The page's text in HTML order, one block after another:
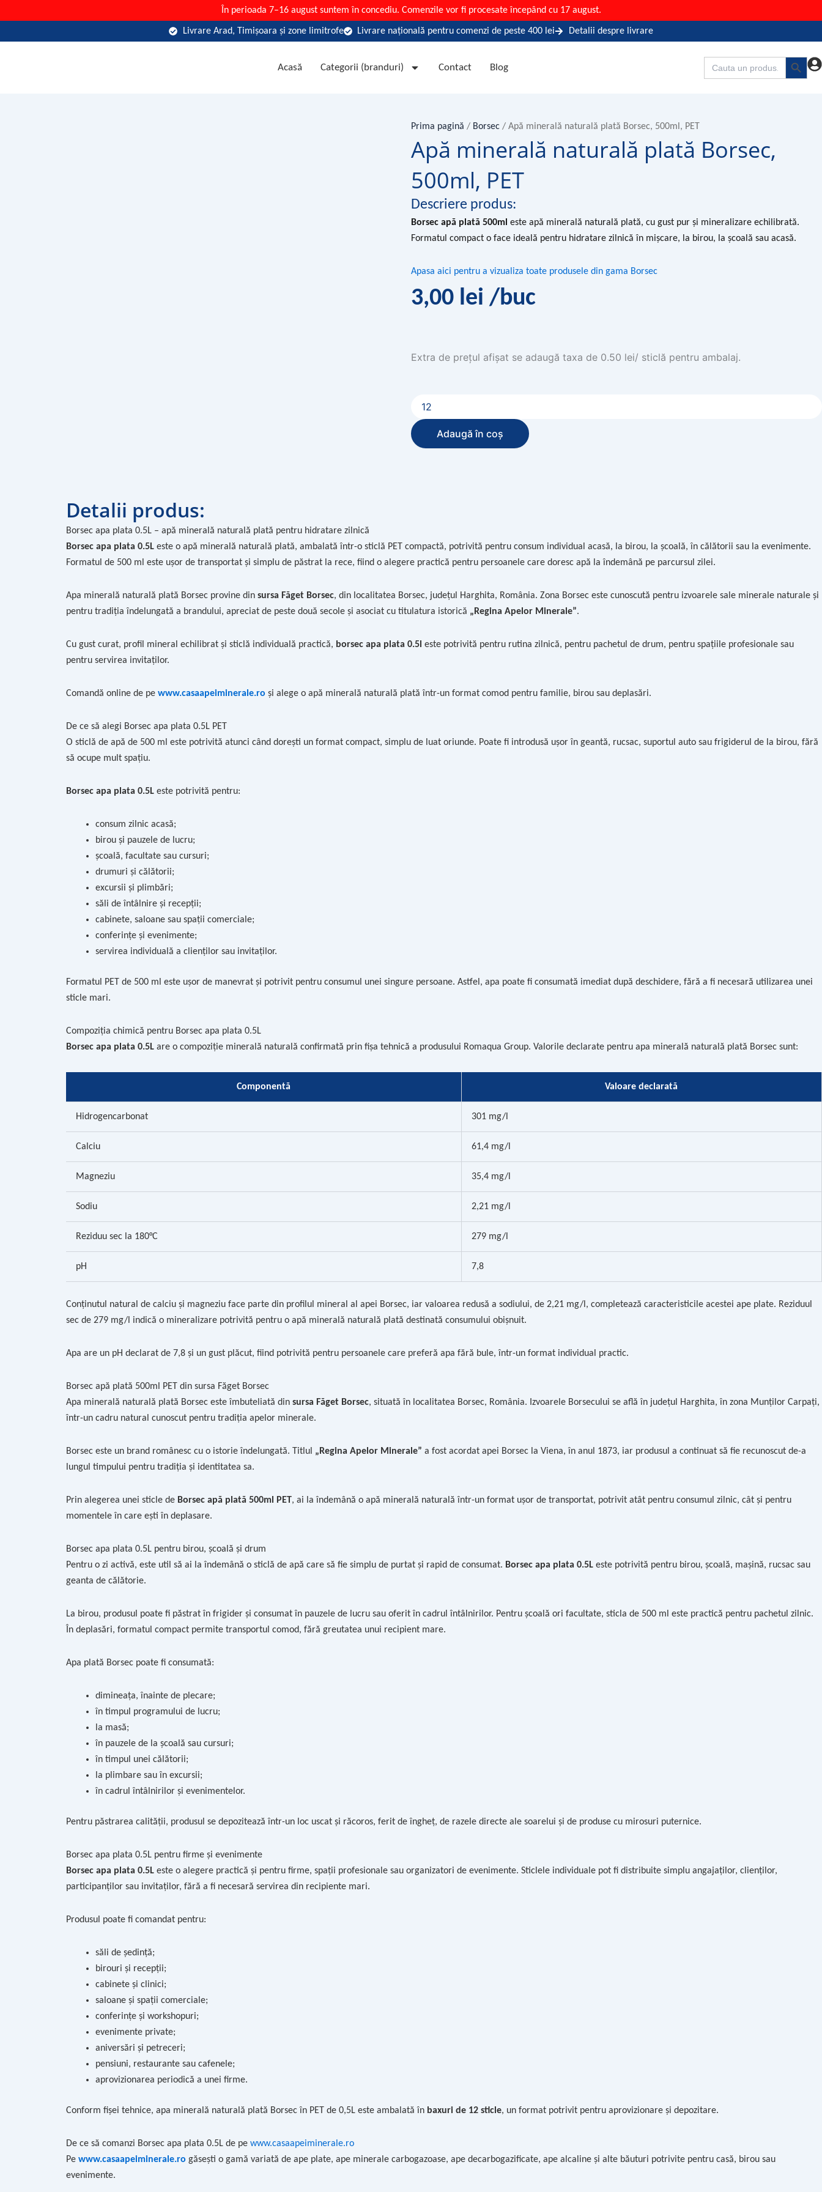
to
content
În perioada 7–16 august suntem în concediu. Comenzile vor fi procesate începând cu 17 august.
Livrare Arad, Timișoara și zone limitrofe Livrare națională pentru comenzi de peste 400 lei Detalii despre livrare
Acasă Categorii (branduri) Contact Blog
Search
for:
Search Button
Prima pagină / Borsec / Apă minerală naturală plată Borsec, 500ml, PET
Apă minerală naturală plată Borsec,
500ml, PET
Descriere produs:
Borsec apă plată 500ml este apă minerală naturală plată, cu gust pur și mineralizare echilibrată.
Formatul compact o face ideală pentru hidratare zilnică în mișcare, la birou, la școală sau acasă.
Apasa aici pentru a vizualiza toate produsele din gama Borsec
3,00 lei /buc
Extra de prețul afișat se adaugă taxa de 0.50 lei/ sticlă pentru ambalaj.
minerală
naturală
plată
Borsec,
Adaugă în coș
Detalii produs:
Borsec apa plata 0.5L – apă minerală naturală plată pentru hidratare zilnică
Borsec apa plata 0.5Leste o apă minerală naturală plată, ambalată într-o sticlă PET compactă, potrivită pentru consum individual acasă, la birou, la școală, în călătorii sau la evenimente.
Formatul de 500 ml este ușor de transportat și simplu de păstrat la rece, fiind o alegere practică pentru persoanele care doresc apă la îndemână pe parcursul zilei.
Apa minerală naturală plată Borsec provine din sursa Făget Borsec, din localitatea Borsec, județul Harghita, România. Zona Borsec este cunoscută pentru izvoarele sale minerale naturale și
pentru tradiția îndelungată a brandului, apreciat de peste două secole și asociat cu titulatura istorică „Regina Apelor Minerale”.
Cu gust curat, profil mineral echilibrat și sticlă individuală practică, borsec apa plata 0.5l este potrivită pentru rutina zilnică, pentru pachetul de drum, pentru spațiile profesionale sau
pentru servirea invitaților.
Comandă online de pe www.casaapeiminerale.ro și alege o apă minerală naturală plată într-un format comod pentru familie, birou sau deplasări.
De ce să alegi Borsec apa plata 0.5L PET
O sticlă de apă de 500 ml este potrivită atunci când dorești un format compact, simplu de luat oriunde. Poate fi introdusă ușor în geantă, rucsac, suportul auto sau frigiderul de la birou, fără
să ocupe mult spațiu.
Borsec apa plata 0.5Leste potrivită pentru:
consum zilnic acasă;
birou și pauzele de lucru;
școală, facultate sau cursuri;
drumuri și călătorii;
excursii și plimbări;
săli de întâlnire și recepții;
cabinete, saloane sau spații comerciale;
conferințe și evenimente;
servirea individuală a clienților sau invitaților.
Formatul PET de 500 ml este ușor de manevrat și potrivit pentru consumul unei singure persoane. Astfel, apa poate fi consumată imediat după deschidere, fără a fi necesară utilizarea unei
sticle mari.
Compoziția chimică pentru Borsec apa plata 0.5L
Borsec apa plata 0.5Lare o compoziție minerală naturală confirmată prin fișa tehnică a produsului Romaqua Group. Valorile declarate pentru apa minerală naturală plată Borsec sunt:
Componentă Valoare declarată
Hidrogencarbonat 301 mg/l
Calciu 61,4 mg/l
Magneziu 35,4 mg/l
Sodiu 2,21 mg/l
Reziduu sec la 180°C 279 mg/l
pH 7,8
Conținutul natural de calciu și magneziu face parte din profilul mineral al apei Borsec, iar valoarea redusă a sodiului, de 2,21 mg/l, completează caracteristicile acestei ape plate. Reziduul
sec de 279 mg/l indică o mineralizare potrivită pentru o apă minerală naturală plată destinată consumului obișnuit.
Apa are un pH declarat de 7,8 și un gust plăcut, fiind potrivită pentru persoanele care preferă apa fără bule, într-un format individual practic.
Borsec apă plată 500ml PET din sursa Făget Borsec
Apa minerală naturală plată Borsec este îmbuteliată din sursa Făget Borsec, situată în localitatea Borsec, România. Izvoarele Borsecului se află în județul Harghita, în zona Munților Carpați,
într-un cadru natural cunoscut pentru tradiția apelor minerale.
Borsec este un brand românesc cu o istorie îndelungată. Titlul „Regina Apelor Minerale” a fost acordat apei Borsec la Viena, în anul 1873, iar produsul a continuat să fie recunoscut de-a
lungul timpului pentru tradiția și identitatea sa.
Prin alegerea unei sticle de Borsec apă plată 500ml PET, ai la îndemână o apă minerală naturală într-un format ușor de transportat, potrivit atât pentru consumul zilnic, cât și pentru
momentele în care ești în deplasare.
Borsec apa plata 0.5L pentru birou, școală și drum
Pentru o zi activă, este util să ai la îndemână o sticlă de apă care să fie simplu de purtat și rapid de consumat. Borsec apa plata 0.5Leste potrivită pentru birou, școală, mașină, rucsac sau
geanta de călătorie.
La birou, produsul poate fi păstrat în frigider și consumat în pauzele de lucru sau oferit în cadrul întâlnirilor. Pentru școală ori facultate, sticla de 500 ml este practică pentru pachetul zilnic.
În deplasări, formatul compact permite transportul comod, fără greutatea unui recipient mare.
Apa plată Borsec poate fi consumată:
dimineața, înainte de plecare;
în timpul programului de lucru;
la masă;
în pauzele de la școală sau cursuri;
în timpul unei călătorii;
la plimbare sau în excursii;
în cadrul întâlnirilor și evenimentelor.
Pentru păstrarea calității, produsul se depozitează într-un loc uscat și răcoros, ferit de îngheț, de razele directe ale soarelui și de produse cu mirosuri puternice.
Borsec apa plata 0.5L pentru firme și evenimente
Borsec apa plata 0.5Leste o alegere practică și pentru firme, spații profesionale sau organizatori de evenimente. Sticlele individuale pot fi distribuite simplu angajaților, clienților,
participanților sau invitaților, fără a fi necesară servirea din recipiente mari.
Produsul poate fi comandat pentru:
săli de ședință;
birouri și recepții;
cabinete și clinici;
saloane și spații comerciale;
conferințe și workshopuri;
evenimente private;
aniversări și petreceri;
pensiuni, restaurante sau cafenele;
aprovizionarea periodică a unei firme.
Conform fișei tehnice, apa minerală naturală plată Borsec în PET de 0,5L este ambalată în baxuri de 12 sticle, un format potrivit pentru aprovizionare și depozitare.
De ce să comanzi Borsec apa plata 0.5L de pe www.casaapeiminerale.ro
Pe www.casaapeiminerale.ro găsești o gamă variată de ape plate, ape minerale carbogazoase, ape decarbogazificate, ape alcaline și alte băuturi potrivite pentru casă, birou sau
evenimente.